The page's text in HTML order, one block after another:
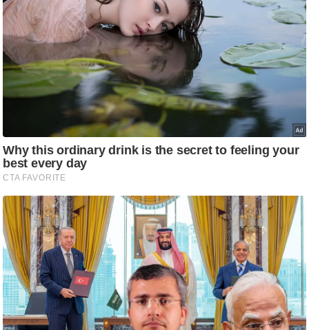
भू
मि
स्तं
भ
ए
आ
र
.
आ
ई
.
चा
य
प
र
स